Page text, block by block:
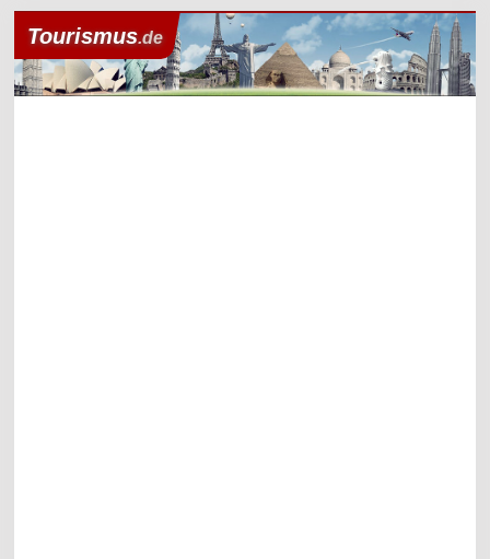
Tourismus.de